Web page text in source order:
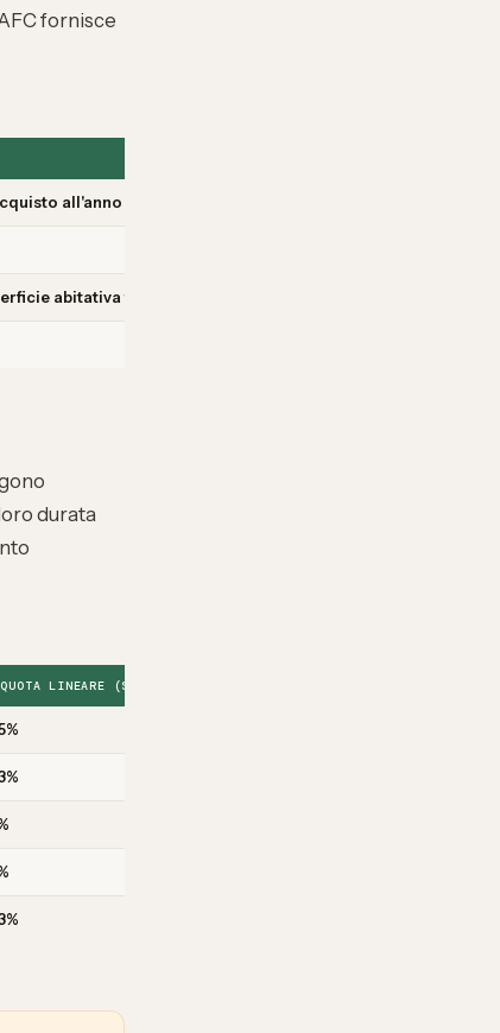
fornisce
all'anno
abitativa totale
durata
LINEARE (SUL COSTO D'ACQUISTO)